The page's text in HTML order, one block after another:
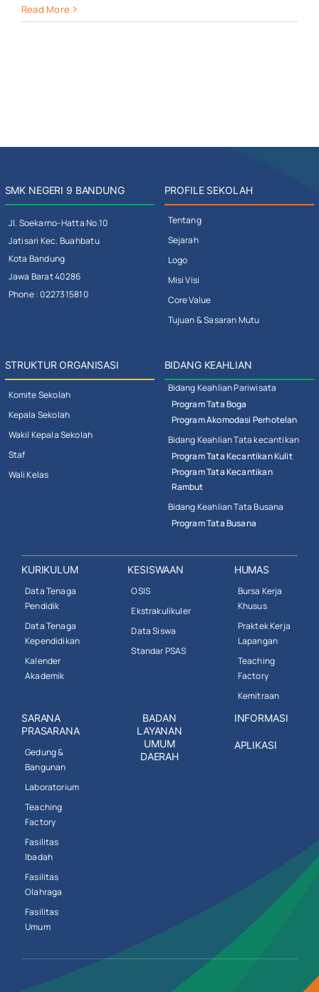
Read More
SMK NEGERI 9 BANDUNG
Jl. Soekarno-Hatta No.10
Jatisari Kec. Buahbatu
Kota Bandung
Jawa Barat 40286
Phone : 0227315810
PROFILE SEKOLAH
Tentang
Sejarah
Logo
Misi Visi
Core Value
Tujuan & Sasaran Mutu
STRUKTUR ORGANISASI
Komite Sekolah
Kepala Sekolah
Wakil Kepala Sekolah
Staf
Wali Kelas
BIDANG KEAHLIAN
Bidang Keahlian Pariwisata
Program Tata Boga
Program Akomodasi Perhotelan
Bidang Keahlian Tata kecantikan
Program Tata Kecantikan Kulit
Program Tata Kecantikan
Rambut
Bidang Keahlian Tata Busana
Program Tata Busana
KURIKULUM
Data Tenaga
Pendidik
Data Tenaga
Kependidikan
Kalender
Akademik
KESISWAAN
OSIS
Ekstrakulikuler
Data Siswa
Standar PSAS
HUMAS
Bursa Kerja
Khusus
Praktek Kerja
Lapangan
Teaching
Factory
Kemitraan
SARANA
PRASARANA
Gedung &
Bangunan
Laboratorium
Teaching
Factory
Fasilitas
Ibadah
Fasilitas
Olahraga
Fasilitas
Umum
BADAN
LAYANAN
UMUM
DAERAH
INFORMASI
APLIKASI